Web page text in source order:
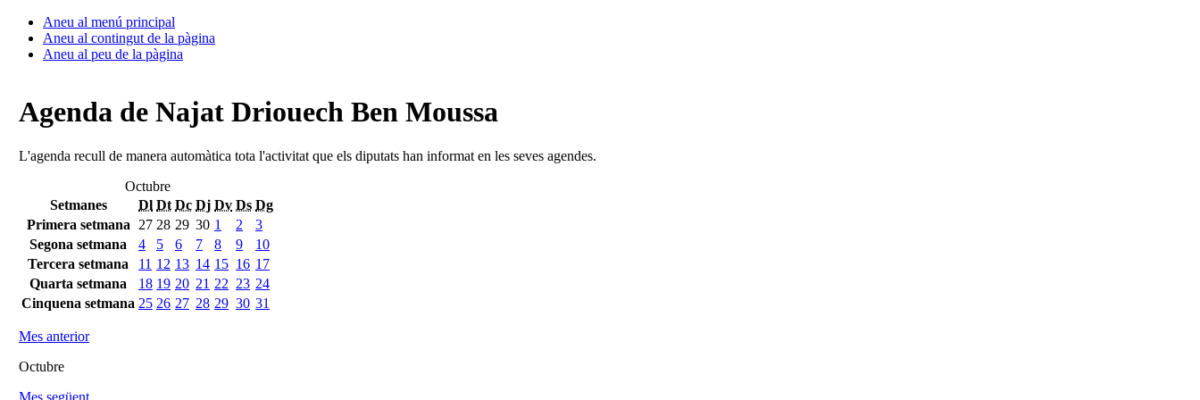
Aneu al menú principal
Aneu al contingut de la pàgina
Aneu al peu de la pàgina
Agenda de Najat Driouech Ben Moussa
L'agenda recull de manera automàtica tota l'activitat que els diputats han informat en les seves agendes.
Octubre
Setmanes
Dl Dt Dc Dj Dv Ds Dg
Primera setmana
27 28 29 30 1 2
3
Segona setmana
4 5 6 7 8 9
10
Tercera setmana
11 12 13 14 15 16 17
Quarta setmana
18 19 20 21 22 23 24
Cinquena setmana 25 26 27 28 29 30 31
Mes anterior
Octubre
Mes següent